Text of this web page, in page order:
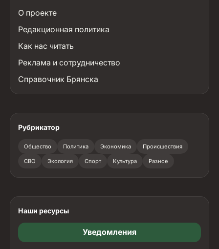
О проекте
Редакционная политика
Как нас читать
Реклама и сотрудничество
Справочник Брянска
Рубрикатор
Общество Политика Экономика Происшествия
СВО Экология Спорт Культура Разное
Наши ресурсы
Уведомления